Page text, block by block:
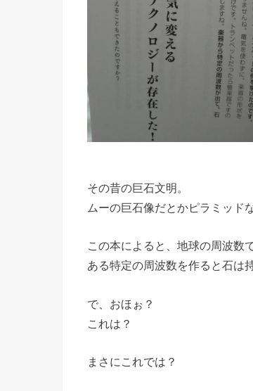
その昔の巨石文明。
ムーの巨石像だとかピラミッド
この本によると、地球の周波数
ある特定の周波数を作ると石は
で、おほぉ？
これは？
まさにこれでは？